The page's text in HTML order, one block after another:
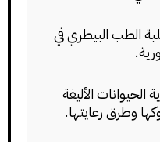
الطب البيطري في
الحيوانات الأليفة
وطرق رعايتها.